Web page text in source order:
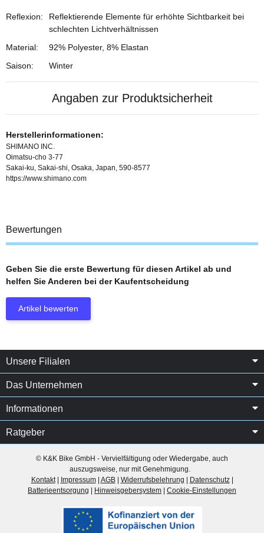
Reflexion:
Reflektierende Elemente für erhöhte Sichtbarkeit bei
schlechten Lichtverhältnissen
Material:
92% Polyester, 8% Elastan
Saison:
Winter
Angaben zur Produktsicherheit
Herstellerinformationen:
SHIMANO INC.
Oimatsu-cho 3-77
Sakai-ku, Sakai-shi, Osaka, Japan, 590-8577
https://www.shimano.com
Bewertungen
Geben Sie die erste Bewertung für diesen Artikel ab und
helfen Sie Anderen bei der Kaufentscheidung
Artikel bewerten
Unsere Filialen
Das Unternehmen
Informationen
Ratgeber
© K&K Bike GmbH - Vervielfältigung oder Wiedergabe, auch
auszugsweise, nur mit Genehmigung.
Kontakt| Impressum| AGB| Widerrufsbelehrung Datenschutz|
Batterieentsorgung
Hinweisgebersystem Cookie-Einstellungen